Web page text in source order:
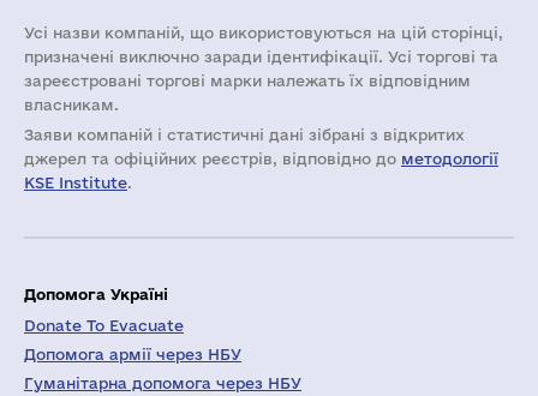
Усі назви компаній, що використовуються на цій сторінці,
призначені виключно заради ідентифікації. Усі торгові та
зареєстровані торгові марки належать їх відповідним
власникам.
Заяви компаній i статистичні дані зібрані з відкритих
джерел та офіційних реєстрів, відповідно до методології
KSE Institute.
Допомога Україні
Donate To Evacuate
Допомога армії через НБУ
Гуманітарна допомога через НБУ